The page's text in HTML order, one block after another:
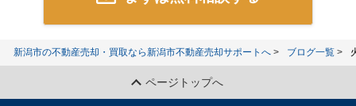
新潟市の不動産売却・買取なら新潟市不動産売却サポートへ ブログ一覧
ページトップへ